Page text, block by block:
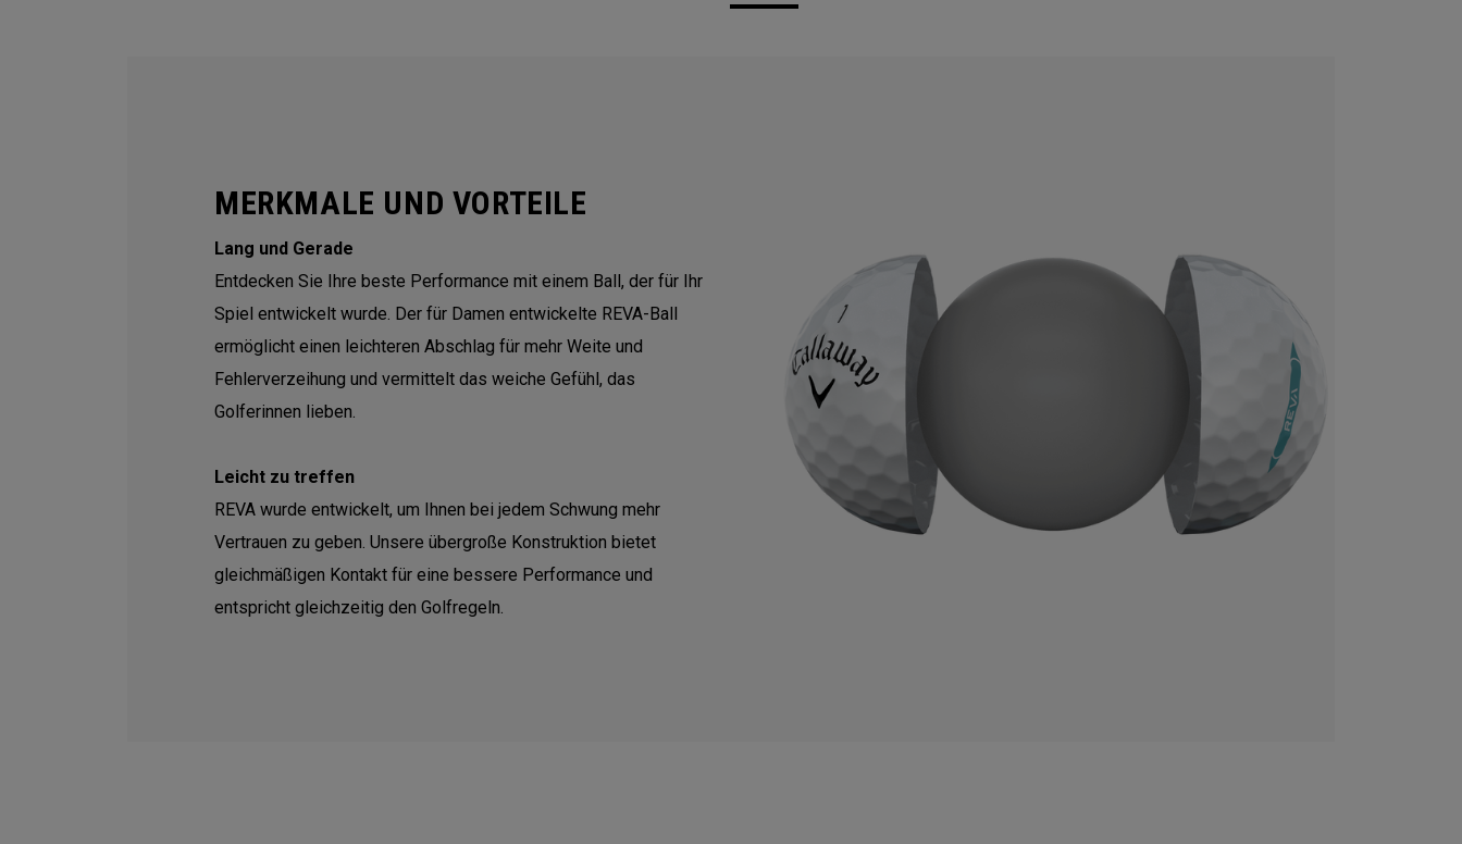
MERKMALE UND VORTEILE
Lang und Gerade
Entdecken Sie Ihre beste Performance mit einem Ball, der für Ihr
Spiel entwickelt wurde. Der für Damen entwickelte REVA-Ball
ermöglicht einen leichteren Abschlag für mehr Weite und
Fehlerverzeihung und vermittelt das weiche Gefühl, das
Golferinnen lieben.
Leicht zu treffen
REVA wurde entwickelt, um Ihnen bei jedem Schwung mehr
Vertrauen zu geben. Unsere übergroße Konstruktion bietet
gleichmäßigen Kontakt für eine bessere Performance und
entspricht gleichzeitig den Golfregeln.